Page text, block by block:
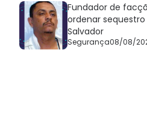
Fundador de
ordenar
Salvador
Segurança08/08/